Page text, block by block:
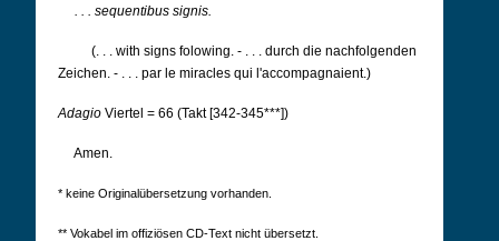
. . . sequentibus signis.
(. . . with signs folowing. - . . . durch die nachfolgenden
Zeichen. - . . . par le miracles qui l'accompagnaient.)
Adagio Viertel = 66 (Takt [342-345***])
Amen.
* keine Originalübersetzung vorhanden.
** Vokabel im offiziösen CD-Text nicht übersetzt.